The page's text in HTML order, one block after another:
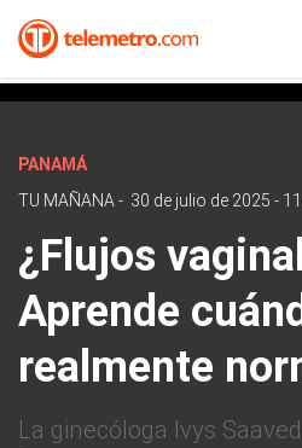
PANAMÁ
TU MAÑANA - 30 de julio de 2025 -
¿Flujos
Aprende
realmente
La ginecóloga Ivys